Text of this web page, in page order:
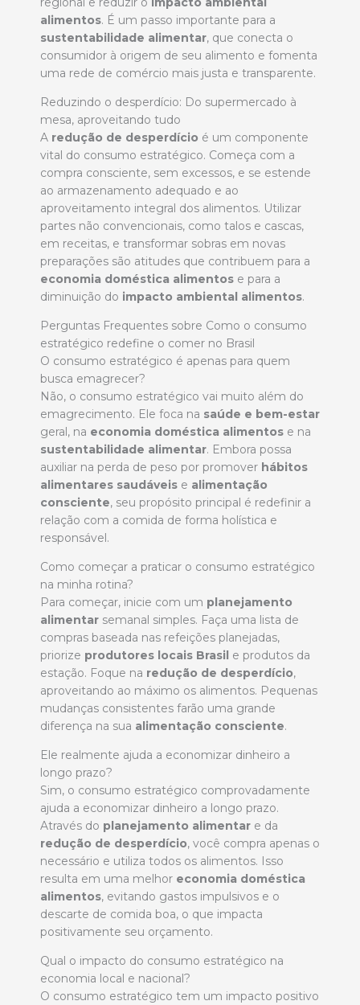
alimentos. É um passo importante para a
sustentabilidade alimentar, que conecta o
consumidor à origem de seu alimento e fomenta
uma rede de comércio mais justa e transparente.
Reduzindo o desperdício: Do supermercado à
mesa, aproveitando tudo
A redução de desperdício é um componente
vital do consumo estratégico. Começa com a
compra consciente, sem excessos, e se estende
ao armazenamento adequado e ao
aproveitamento integral dos alimentos. Utilizar
partes não convencionais, como talos e cascas,
em receitas, e transformar sobras em novas
preparações são atitudes que contribuem para a
economia doméstica alimentos e para a
diminuição do impacto ambiental alimentos.
Perguntas Frequentes sobre Como o consumo
estratégico redefine o comer no Brasil
O consumo estratégico é apenas para quem
busca emagrecer?
Não, o consumo estratégico vai muito além do
emagrecimento. Ele foca na saúde e bem-estar
geral, na economia doméstica alimentos e na
sustentabilidade alimentar. Embora possa
auxiliar na perda de peso por promover hábitos
alimentares saudáveis e alimentação
consciente, seu propósito principal é redefinir a
relação com a comida de forma holística e
responsável.
Como começar a praticar o consumo estratégico
na minha rotina?
Para começar, inicie com um planejamento
alimentar semanal simples. Faça uma lista de
compras baseada nas refeições planejadas,
priorize produtores locais Brasil e produtos da
estação. Foque na redução de desperdício,
aproveitando ao máximo os alimentos. Pequenas
mudanças consistentes farão uma grande
diferença na sua alimentação consciente.
Ele realmente ajuda a economizar dinheiro a
longo prazo?
Sim, o consumo estratégico comprovadamente
ajuda a economizar dinheiro a longo prazo.
Através do planejamento alimentar e da
redução de desperdício, você compra apenas o
necessário e utiliza todos os alimentos. Isso
resulta em uma melhor economia doméstica
alimentos, evitando gastos impulsivos e o
descarte de comida boa, o que impacta
positivamente seu orçamento.
Qual o impacto do consumo estratégico na
economia local e nacional?
O consumo estratégico tem um impacto positivo